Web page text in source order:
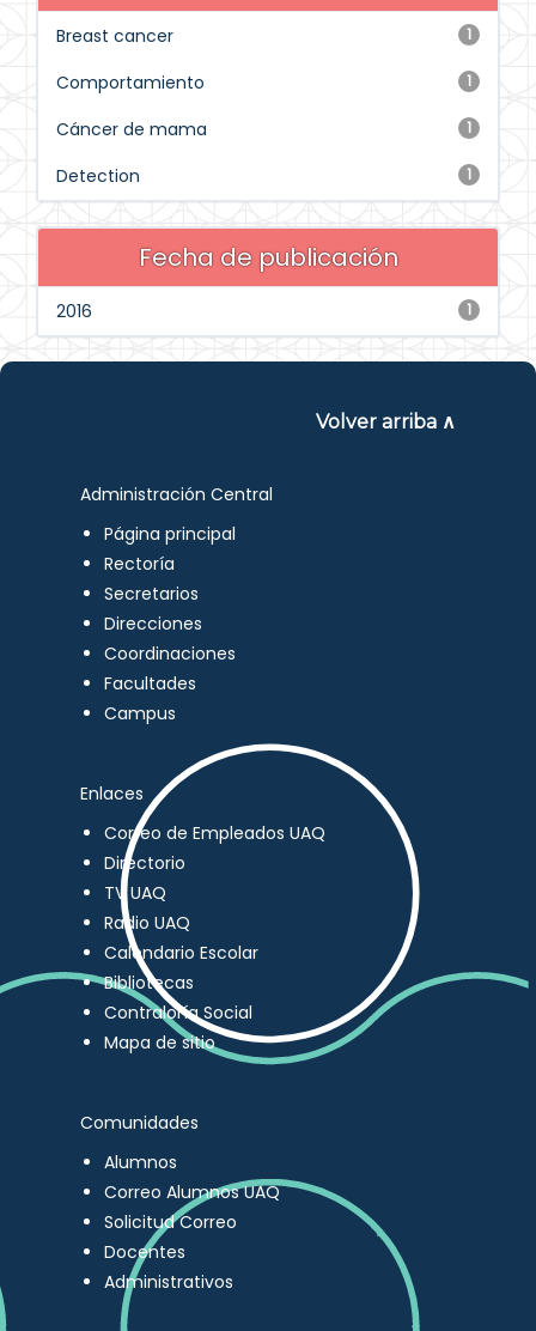
1
Breast cancer
1
Comportamiento
1
Cáncer de mama
1
Detection
Fecha de publicación
1
2016
Volver arriba ∧
Administración Central
Página principal
Rectoría
Secretarios
Direcciones
Coordinaciones
Facultades
Campus
Enlaces
Correo de Empleados UAQ
Directorio
TV UAQ
Radio UAQ
Calendario Escolar
Bibliotecas
Contraloría Social
Mapa de sitio
Comunidades
Alumnos
Correo Alumnos UAQ
Solicitud Correo
Docentes
Administrativos